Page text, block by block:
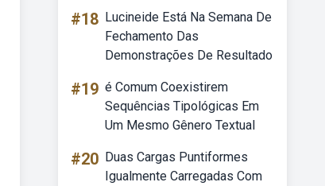
#18 Lucineide Está Na Semana De
Fechamento Das
Demonstrações De Resultado
#19 é Comum Coexistirem
Sequências Tipológicas Em
Um Mesmo Gênero Textual
#20 Duas Cargas Puntiformes
Igualmente Carregadas Com